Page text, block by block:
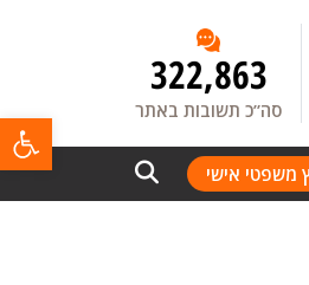
322,863
סה”כ תשובות באתר
משפטי אישי